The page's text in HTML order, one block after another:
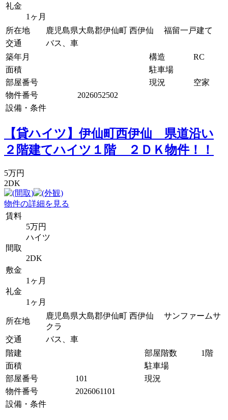
礼金
1ヶ月
所在地
鹿児島県大島郡伊仙町 西伊仙 福留一戸建て
交通
バス、車
築年月
構造
RC
面積
駐車場
部屋番号
現況
空家
物件番号
2026052502
設備・条件
【貸ハイツ】伊仙町西伊仙 県道沿い
２階建てハイツ１階 ２ＤＫ物件！！
5万円
2DK
物件の詳細を見る
賃料
5万円
ハイツ
間取
2DK
敷金
1ヶ月
礼金
1ヶ月
所在地
鹿児島県大島郡伊仙町 西伊仙 サンファームサ
クラ
交通
バス、車
階建
部屋階数
1階
面積
駐車場
部屋番号
101
現況
物件番号
2026061101
設備・条件